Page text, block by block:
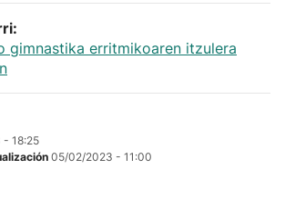
gimnastika erritmikoaren itzulera
- 18:25
05/02/2023 - 11:00